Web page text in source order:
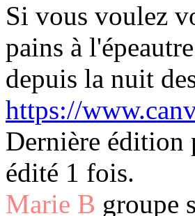
Si vous voulez
pains à
depuis la nuit
https://
Dernière édition
édité 1 fois.
Marie B groupe